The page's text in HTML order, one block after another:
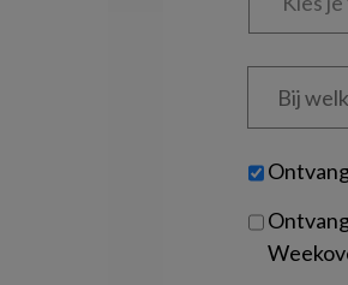
Bij
welke
je?
Untitled